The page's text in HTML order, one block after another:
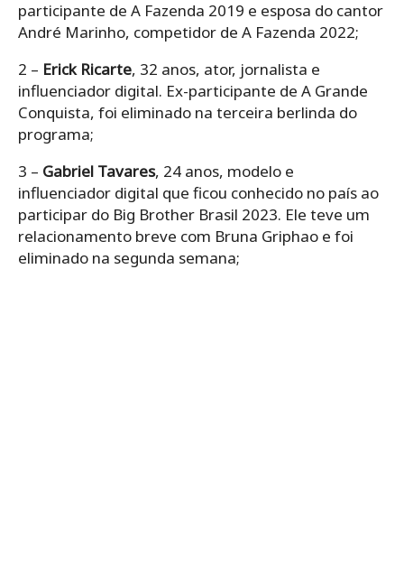
participante de A Fazenda 2019 e esposa do cantor
André Marinho, competidor de A Fazenda 2022;
2 – Erick Ricarte, 32 anos, ator, jornalista e
influenciador digital. Ex-participante de A Grande
Conquista, foi eliminado na terceira berlinda do
programa;
3 – Gabriel Tavares, 24 anos, modelo e
influenciador digital que ficou conhecido no país ao
participar do Big Brother Brasil 2023. Ele teve um
relacionamento breve com Bruna Griphao e foi
eliminado na segunda semana;